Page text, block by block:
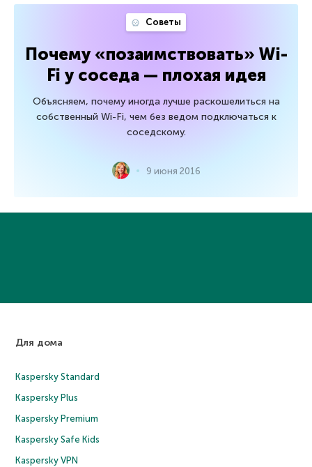
Советы
Почему «позаимствовать» Wi-
Fi у соседа — плохая идея
Объясняем, почему иногда лучше раскошелиться на
собственный Wi-Fi, чем без ведом подключаться к
соседскому.
9 июня 2016
Для дома
Kaspersky Standard
Kaspersky Plus
Kaspersky Premium
Kaspersky Safe Kids
Kaspersky VPN